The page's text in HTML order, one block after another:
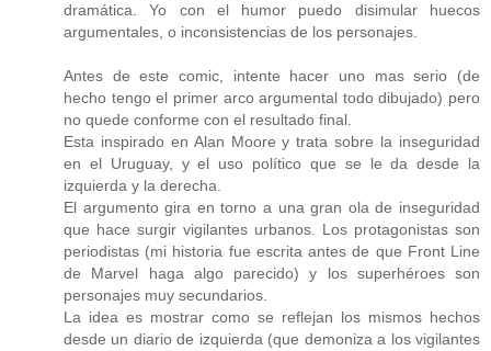
dramática. Yo con el humor puedo disimular huecos
argumentales, o inconsistencias de los personajes.
Antes de este comic, intente hacer uno mas serio (de
hecho tengo el primer arco argumental todo dibujado) pero
no quede conforme con el resultado final.
Esta inspirado en Alan Moore y trata sobre la inseguridad
en el Uruguay, y el uso político que se le da desde la
izquierda y la derecha.
El argumento gira en torno a una gran ola de inseguridad
que hace surgir vigilantes urbanos. Los protagonistas son
periodistas (mi historia fue escrita antes de que Front Line
de Marvel haga algo parecido) y los superhéroes son
personajes muy secundarios.
La idea es mostrar como se reflejan los mismos hechos
desde un diario de izquierda (que demoniza a los vigilantes